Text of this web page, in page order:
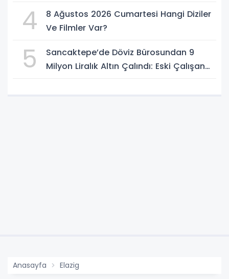
4
8 Ağustos 2026 Cumartesi Hangi Diziler
Ve Filmler Var?
5
Sancaktepe’de Döviz Bürosundan 9
Milyon Liralık Altın Çalındı: Eski Çalışan
Anasayfa Elazig